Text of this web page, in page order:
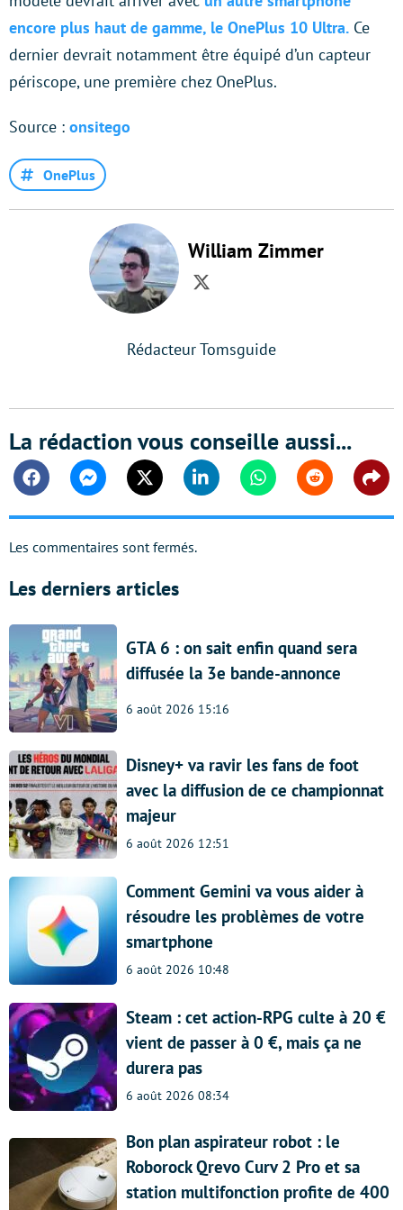
encore plus haut de gamme, le OnePlus 10 Ultra. Ce
dernier devrait notamment être équipé d’un capteur
périscope, une première chez OnePlus.
Source : onsitego
OnePlus
William Zimmer
Twitter
Rédacteur Tomsguide
La rédaction vous conseille aussi...
FacebookMessengerTwitter Linkedin WhatsappReddit
Les commentaires sont fermés.
Les derniers articles
GTA 6 : on sait enfin quand sera
diffusée la 3e bande-annonce
6 août 2026 15:16
Disney+ va ravir les fans de foot
avec la diffusion de ce championnat
majeur
6 août 2026 12:51
Comment Gemini va vous aider à
résoudre les problèmes de votre
smartphone
6 août 2026 10:48
Steam : cet action-RPG culte à 20 €
vient de passer à 0 €, mais ça ne
durera pas
6 août 2026 08:34
Bon plan aspirateur robot : le
Roborock Qrevo Curv 2 Pro et sa
station multifonction profite de 400